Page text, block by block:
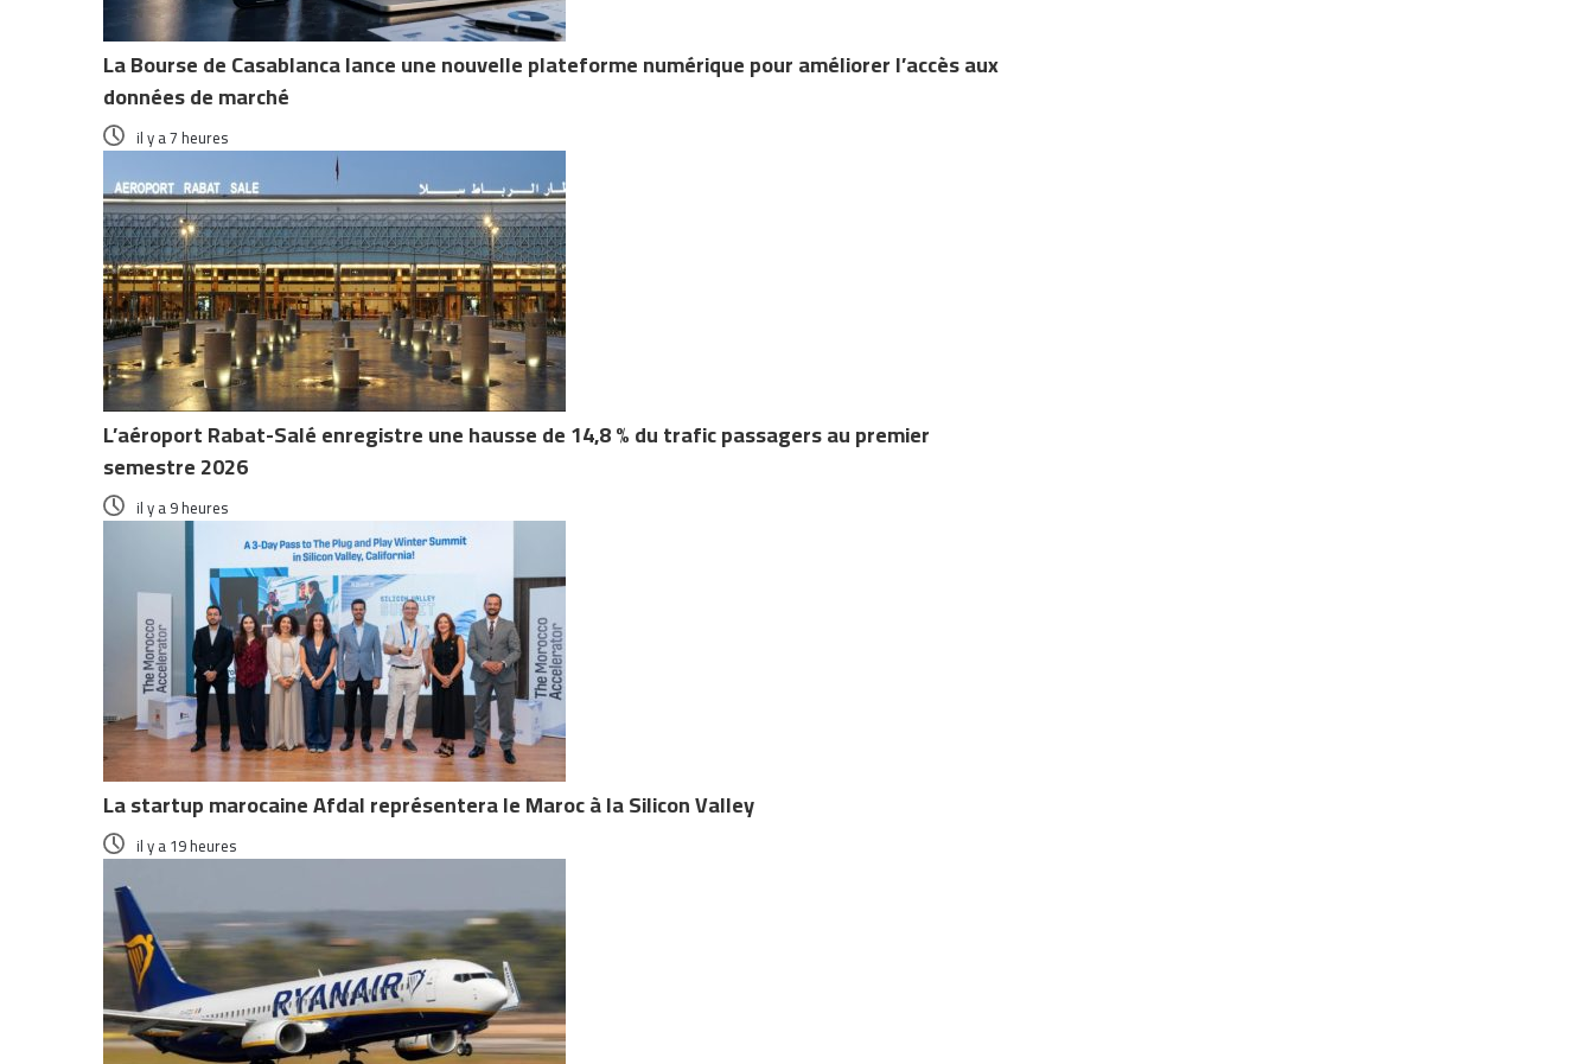
La Bourse de Casablanca lance une nouvelle plateforme numérique pour améliorer l’accès aux
données de marché
il y a 7 heures
L’aéroport Rabat-Salé enregistre une hausse de 14,8 % du trafic passagers au premier
semestre 2026
il y a 9 heures
La startup marocaine Afdal représentera le Maroc à la Silicon Valley
il y a 19 heures